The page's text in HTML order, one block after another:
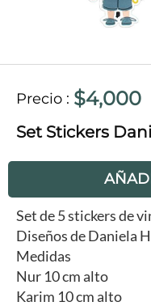
Precio : $4,000
Set Stickers Dani
Set de 5 stickers de
Diseños de Daniela
Medidas
Nur 10 cm alto
Karim 10 cm alto